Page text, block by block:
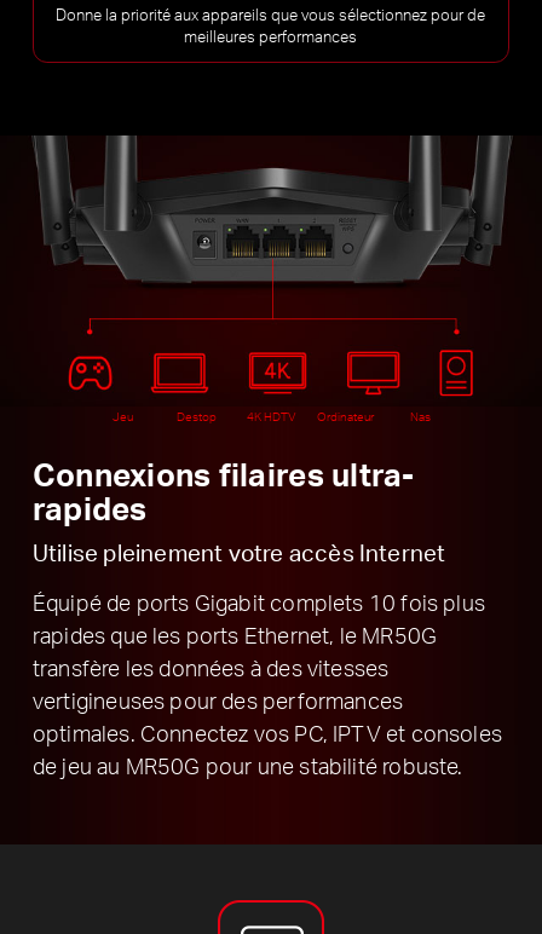
Donne la priorité aux appareils que vous sélectionnez pour de
meilleures performances
Jeu Destop 4K HDTV Ordinateur Nas
Connexions filaires ultra-
rapides
Utilise pleinement votre accès Internet
Équipé de ports Gigabit complets 10 fois plus
rapides que les ports Ethernet, le MR50G
transfère les données à des vitesses
vertigineuses pour des performances
optimales. Connectez vos PC, IPTV et consoles
de jeu au MR50G pour une stabilité robuste.